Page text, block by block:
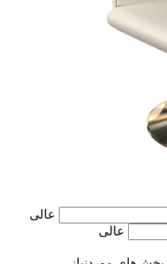
عالی
عالی